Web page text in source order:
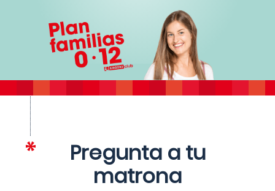
Pregunta a tu
matrona